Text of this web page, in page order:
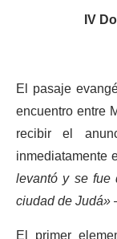
IV
El pasaje
encuentro entre
recibir el
inmediatamente
levantó y se
ciudad de Judá»